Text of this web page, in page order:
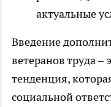
актуальные
Введение
ветеранов труда –
тенденция,
социальной